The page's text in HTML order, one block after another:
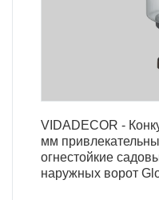
VIDADECOR -
мм
огнестойкие
наружных ворот